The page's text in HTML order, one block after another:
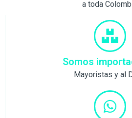
a toda
Somos
Mayoristas y al